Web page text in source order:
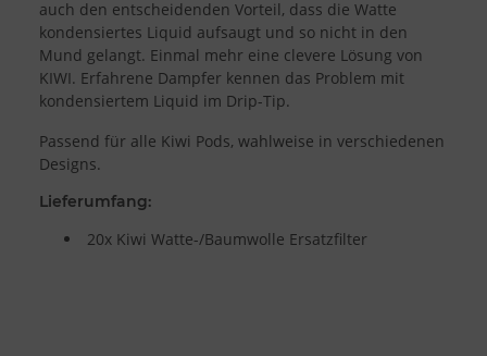
auch den entscheidenden Vorteil, dass die Watte
kondensiertes Liquid aufsaugt und so nicht in den
Mund gelangt. Einmal mehr eine clevere Lösung von
KIWI. Erfahrene Dampfer kennen das Problem mit
kondensiertem Liquid im Drip-Tip.
Passend für alle Kiwi Pods, wahlweise in verschiedenen
Designs.
Lieferumfang:
20x Kiwi Watte-/Baumwolle Ersatzfilter